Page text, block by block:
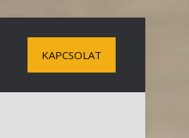
KAPCSOLAT